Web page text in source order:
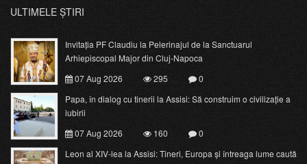
ULTIMELE ȘTIRI
Invitația PF Claudiu la Pelerinajul de la Sanctuarul
Arhiepiscopal Major din Cluj-Napoca
07 Aug 2026
295
0
Papa, în dialog cu tinerii la Assisi: Să construim o civilizație a
iubirii
07 Aug 2026
160
0
Leon al XIV-lea la Assisi: Tineri, Europa și întreaga lume caută